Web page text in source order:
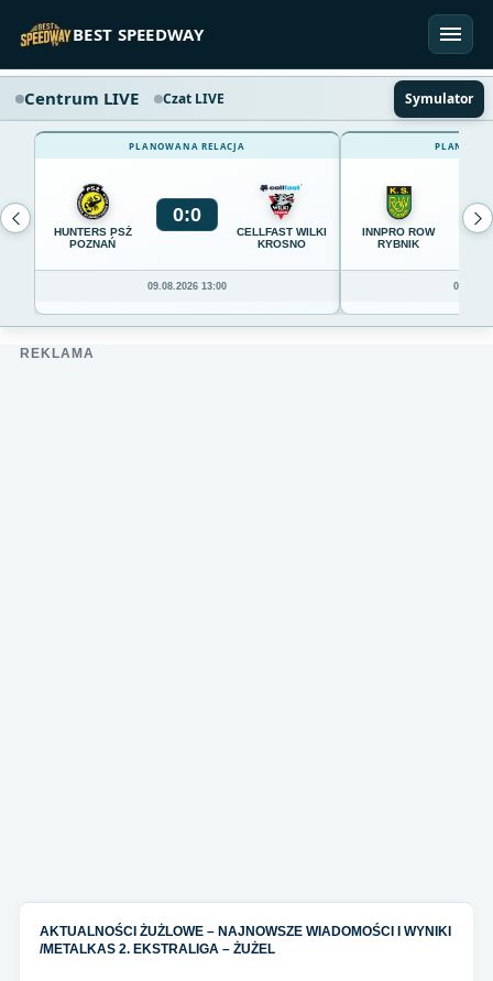
BEST SPEEDWAY
Centrum LIVE Czat LIVE Symulator
PLANOWANA RELACJA
HUNTERS PSŻ
POZNAŃ
0:0
CELLFAST WILKI
KROSNO
09.08.2026 13:00
INNPRO ROW
RYBNIK
0
REKLAMA
AKTUALNOŚCI ŻUŻLOWE – NAJNOWSZE WIADOMOŚCI I WYNIKI
/METALKAS 2. EKSTRALIGA – ŻUŻEL